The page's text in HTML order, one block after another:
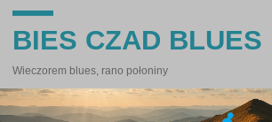
BIES CZAD BLUES
Wieczorem blues, rano połoniny